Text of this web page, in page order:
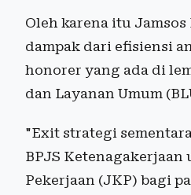
Oleh karena itu
dampak dari efisiensi
honorer yang ada di
dan Layanan Umum
"Exit strategi
BPJS
Pekerjaan (JKP) bagi